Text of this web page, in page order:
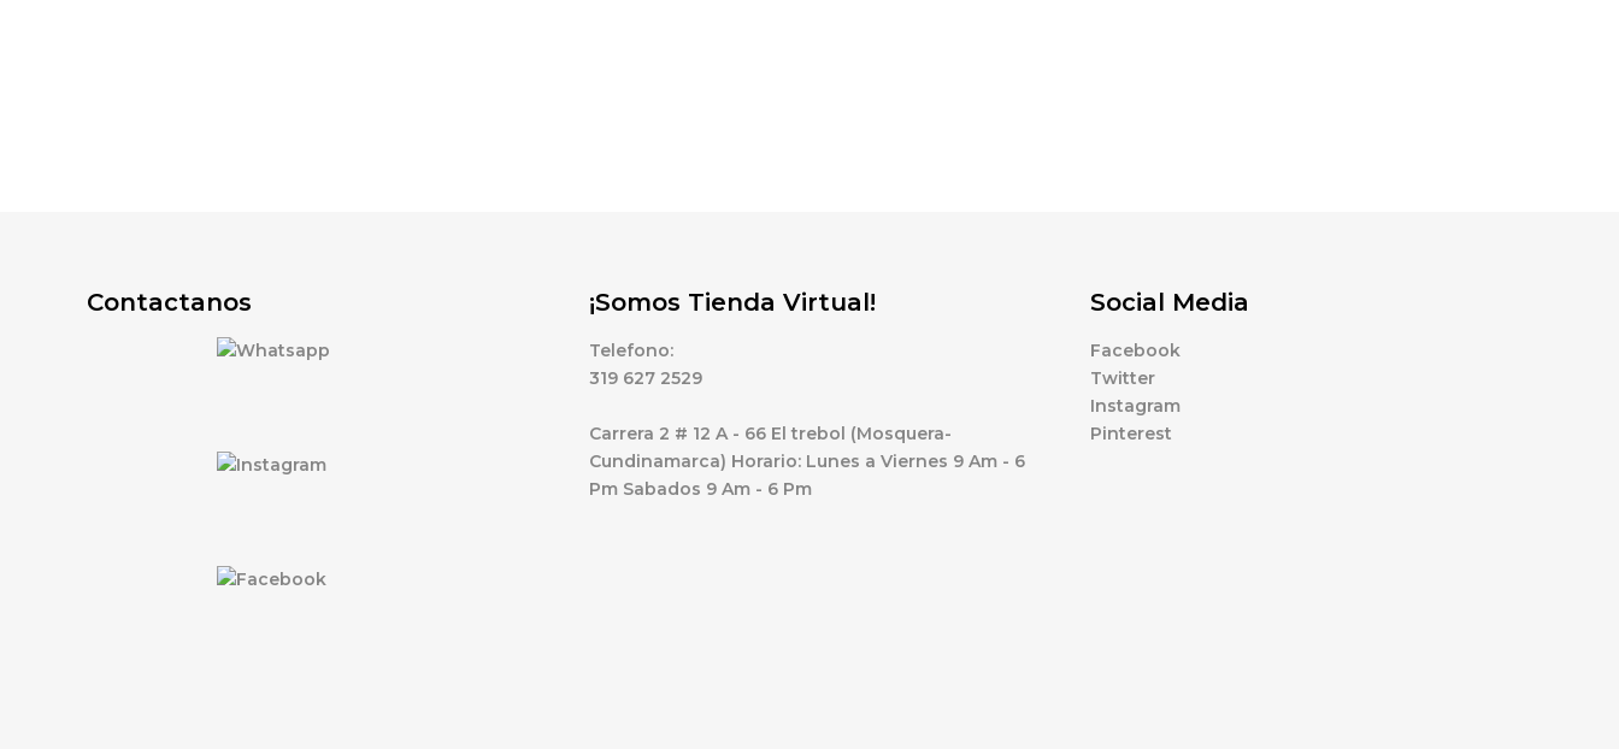
Contactanos ¡Somos Tienda Virtual!
Telefono:
319 627 2529
Carrera 2 # 12 A - 66 El trebol (Mosquera-
Cundinamarca) Horario: Lunes a Viernes 9 Am - 6
Pm Sabados 9 Am - 6 Pm
Social Media
Facebook
Twitter
Instagram
Pinterest